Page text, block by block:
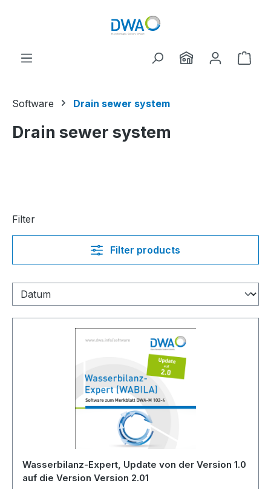
Software Drain sewer system
Drain sewer system
Filter
Filter products
Wasserbilanz-Expert, Update von der Version 1.0
auf die Version Version 2.01